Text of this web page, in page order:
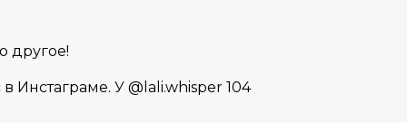
другое!
Инстаграме. У @lali.whisper 104